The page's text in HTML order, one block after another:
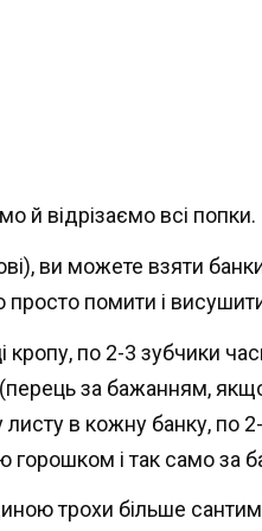
й відрізаємо всі попки.
ви можете взяти
просто помити і
по 2-3 зубчики
за бажанням,
в кожну банку, по
і так само за
трохи більше